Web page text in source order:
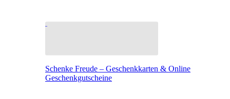
Schenke Freude – Geschenkkarten & Online
Geschenkgutscheine